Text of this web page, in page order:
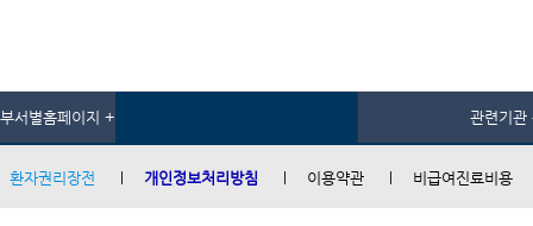
부서별홈페이지 + 관련기관
환자권리장전 개인정보처리방침 이용약관 비급여진료비용